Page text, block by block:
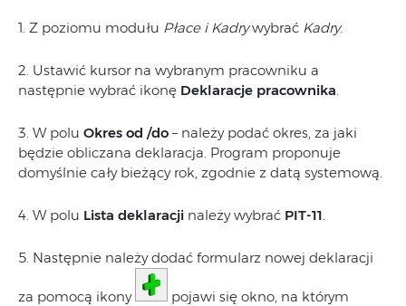
1. Z poziomu modułu Płace i Kadrywybrać Kadry.
2. Ustawić kursor na wybranym pracowniku a
następnie wybrać ikonę Deklaracje pracownika.
3. W polu Okres od /do – należy podać okres, za jaki
będzie obliczana deklaracja. Program proponuje
domyślnie cały bieżący rok, zgodnie z datą systemową.
4. W polu Lista deklaracji należy wybrać PIT-11.
5. Następnie należy dodać formularz nowej deklaracji
za pomocą ikony
pojawi się okno, na którym